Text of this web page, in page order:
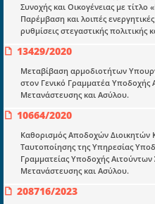
Συνοχής και Οικογένειας με
Παρέμβαση και λοιπές
ρυθμίσεις στεγαστικής πολιτικής
13429/2020
Μεταβίβαση αρμοδιοτήτων
στον Γενικό Γραμματέα
Μετανάστευσης και Ασύλου.
10664/2020
Καθορισμός Αποδοχών Διοικητών
Ταυτοποίησης της Υπηρεσίας
Γραμματείας Υποδοχής
Μετανάστευσης και Ασύλου.
208716/2023
Οδηγοί εκκαθάρισης
Νόμοι και προεδρικά διατάγματα
Υπουργικές αποφάσεις
Νομολογία και Γνωμοδοτήσεις ΝΣΚ
Πληροφορίες
Είσοδος
Εγγραφή
Οδηγίες Εγγραφής